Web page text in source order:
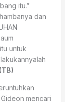
itu.”
dan
untuk
mencari